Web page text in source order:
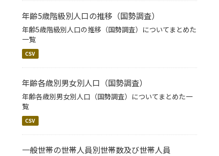
年齢5歳階級別人口の推移（国勢調査）
年齢5歳階級別人口の推移（国勢調査）についてまとめた
一覧
CSV
年齢各歳別男女別人口（国勢調査）
年齢各歳別男女別人口（国勢調査）についてまとめた一
覧
CSV
一般世帯の世帯人員別世帯数及び世帯人員